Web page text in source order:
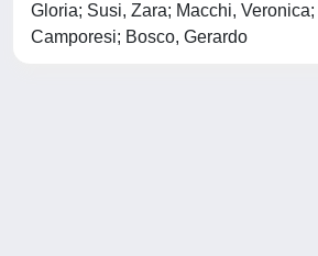
Gloria; Susi, Zara; Macchi,
Camporesi; Bosco, Gerardo